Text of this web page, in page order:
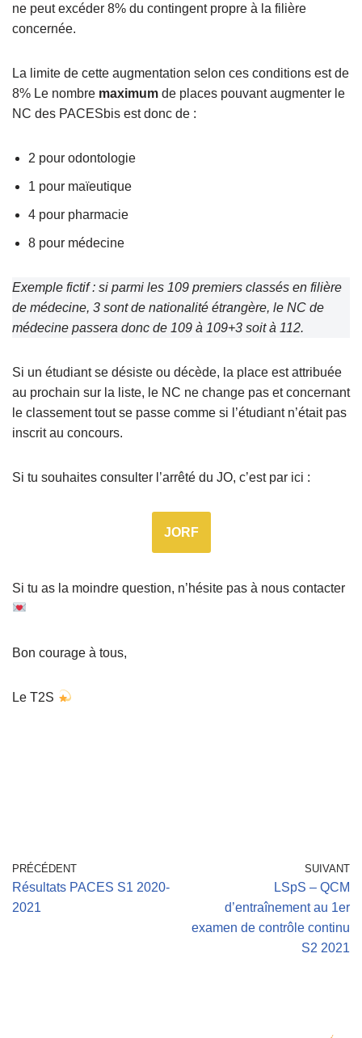
ne peut excéder 8% du contingent propre à la filière
concernée.
La limite de cette augmentation selon ces conditions est de
8% Le nombre maximum de places pouvant augmenter le
NC des PACESbis est donc de :
2 pour odontologie
1 pour maïeutique
4 pour pharmacie
8 pour médecine
Exemple fictif : si parmi les 109 premiers classés en filière
de médecine, 3 sont de nationalité étrangère, le NC de
médecine passera donc de 109 à 109+3 soit à 112.
Si un étudiant se désiste ou décède, la place est attribuée
au prochain sur la liste, le NC ne change pas et concernant
le classement tout se passe comme si l’étudiant n’était pas
inscrit au concours.
Si tu souhaites consulter l’arrêté du JO, c’est par ici :
JORF
Si tu as la moindre question, n’hésite pas à nous contacter
Bon courage à tous,
Le T2S
PRÉCÉDENT
Résultats PACES S1 2020-
2021
SUIVANT
LSpS – QCM
d’entraînement au 1er
examen de contrôle continu
S2 2021